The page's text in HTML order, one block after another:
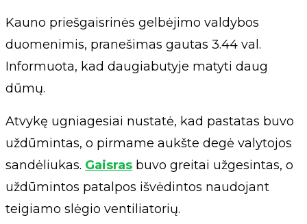
Kauno priešgaisrinės gelbėjimo valdybos
duomenimis, pranešimas gautas 3.44 val.
Informuota, kad daugiabutyje matyti daug
dūmų.
Atvykę ugniagesiai nustatė, kad pastatas buvo
uždūmintas, o pirmame aukšte degė valytojos
sandėliukas. Gaisras buvo greitai užgesintas, o
uždūmintos patalpos išvėdintos naudojant
teigiamo slėgio ventiliatorių.